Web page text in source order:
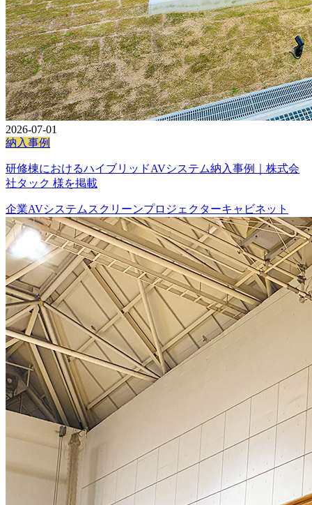
2026-07-01
納入事例
研修棟におけるハイブリッドAVシステム納入事例｜株式会
社タック 様を掲載
企業AVシステム スクリーンプロジェクターキャビネット